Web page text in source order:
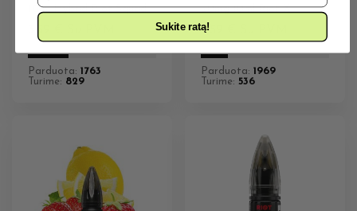
10ml Hybrid Riot Squad
Parduota: 1763
Turime: 829
20mg 10ml Riot X
3,59
Parduota: 1969
Turime: 536
Sukite ratą!